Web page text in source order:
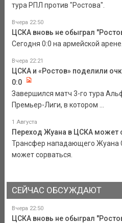
тура РПЛ против "Ростова".
Вчера 22:50
ЦСКА вновь не обыграл
Сегодня 0:0 на армейской арене.
Вчера 22:21
ЦСКА и «Ростов» поделили
0:0
Завершился матч 3-го тура
Премьер-Лиги, в котором ...
1 Августа
Переход Жуана в ЦСКА может
Трансфер нападающего Жуана
может сорваться.
СЕЙЧАС ОБСУЖДАЮТ
Вчера 22:50
ЦСКА вновь не обыграл